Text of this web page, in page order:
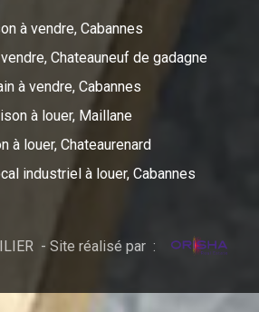
à vendre, Cabannes
Chateauneuf de gadagne
à vendre, Cabannes
à louer, Maillane
à louer, Chateaurenard
industriel à louer, Cabannes
- Site réalisé par :